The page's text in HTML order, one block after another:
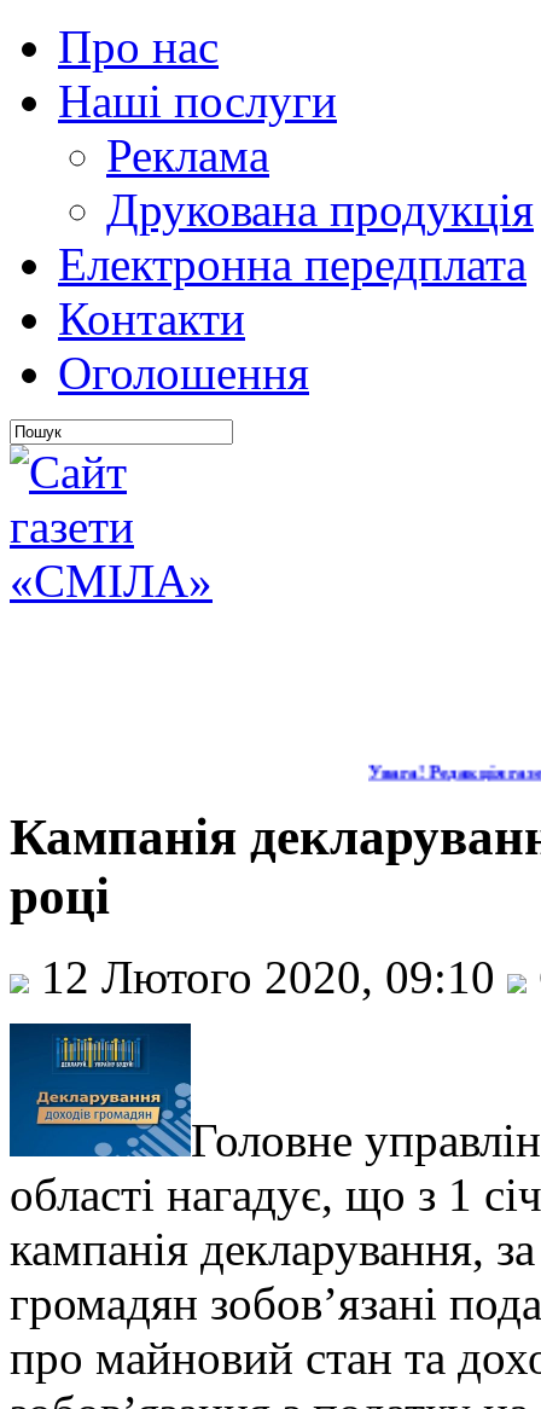
Про нас
Наші послуги
Реклама
Друкована продукція
Електронна передплата
Контакти
Оголошення
Увага! Редакція
Кампанія
році
12 Лютого 2020, 09:10
Головне
області нагадує, що з 1
кампанія декларування,
громадян зобов’язані
про майновий стан та